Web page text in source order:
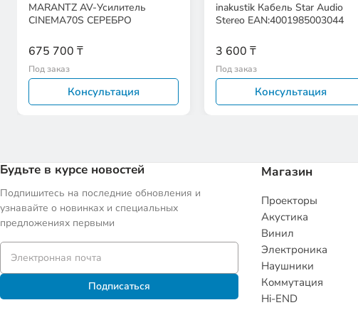
MARANTZ AV-Усилитель
CINEMA70S СЕРЕБРО
675 700 ₸
Под заказ
Консультация
inakustik Кабель Star Audio
Stereo EAN:4001985003044
3 600 ₸
Под заказ
Консультация
Будьте в курсе новостей
Подпишитесь на последние обновления и
узнавайте о новинках и специальных
предложениях первыми
Подписаться
Магазин
Проекторы
Акустика
Винил
Электроника
Наушники
Коммутация
Hi-END